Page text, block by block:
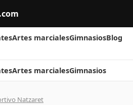
Artes marcialesGimnasiosBlog
Artes marcialesGimnasios
Natzaret